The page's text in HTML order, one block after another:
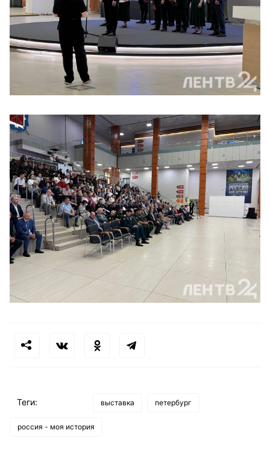
Теги: выставка петербург
россия - моя история